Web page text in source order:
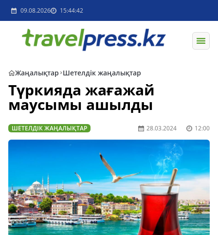
09.08.2026 15:44:42
Жаңалықтар Шетелдік жаңалықтар
Түркияда жағажай
маусымы ашылды
ШЕТЕЛДІК ЖАҢАЛЫҚТАР 28.03.2024 12:00